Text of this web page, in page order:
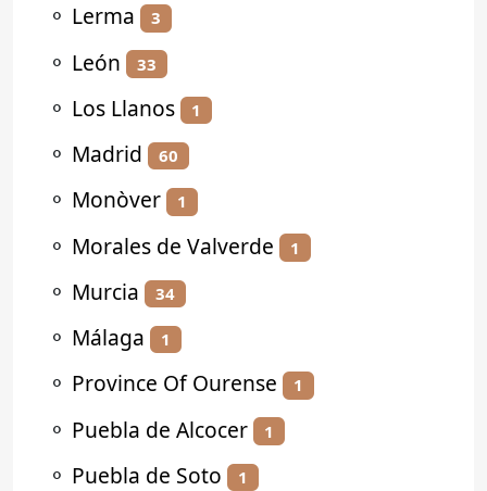
⚬ Lerma 3
⚬ León 33
⚬ Los Llanos 1
⚬ Madrid 60
⚬ Monòver 1
⚬ Morales de Valverde 1
⚬ Murcia 34
⚬ Málaga 1
⚬ Province Of Ourense 1
⚬ Puebla de Alcocer 1
⚬ Puebla de Soto 1